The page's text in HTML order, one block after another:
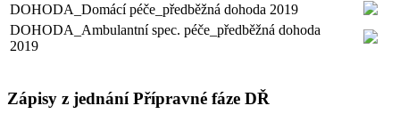
DOHODA_Domácí péče_předběžná dohoda 2019
DOHODA_Ambulantní spec. péče_předběžná dohoda
2019
Zápisy z jednání Přípravné fáze DŘ